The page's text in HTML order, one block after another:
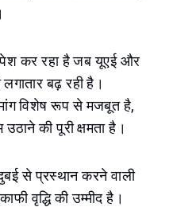
कर रहा है जब यूएई और
बढ़ रही है।
विशेष रूप से मजबूत है,
की पूरी क्षमता है।
से प्रस्थान करने वाली
वृद्धि की उम्मीद है।